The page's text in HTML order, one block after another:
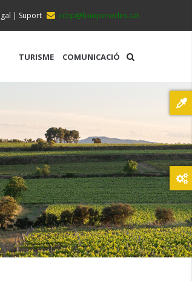
ccbp@baixpenedes.cat
| Suport
TURISME COMUNICACIÓ